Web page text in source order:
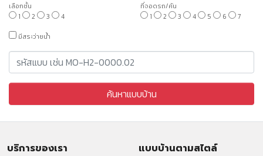
เลือกชั้น
1
2 3 4
ที่จอดรถ/คัน
1
2 3 4 5 6 7
มีสระว่ายน้ำ
บริการของเรา แบบบ้านตามสไตล์